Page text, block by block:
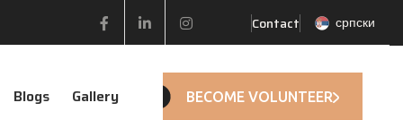
FacebookLinkedinInstagramContact српски
Blogs Gallery BECOME VOLUNTEER